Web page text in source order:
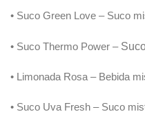
• Suco Green Love – Suco
• Suco Thermo Power –
• Limonada Rosa – Bebida
• Suco Uva Fresh – Suco